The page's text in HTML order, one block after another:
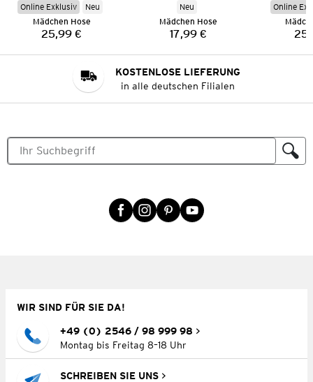
Online Exklusiv
Neu
Mädchen Hose
Preis:
25,99 €
Neu
Mädchen Hose
Preis:
17,99 €
Online
KOSTENLOSE LIEFERUNG
in alle deutschen Filialen
WIR SIND FÜR SIE DA!
+49 (0) 2546 / 98 999 98
Montag bis Freitag 8–18 Uhr
SCHREIBEN SIE UNS